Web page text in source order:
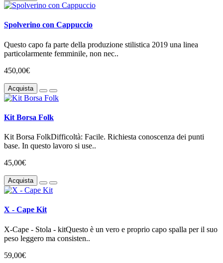
Spolverino con Cappuccio
Questo capo fa parte della produzione stilistica 2019 una linea
particolarmente femminile, non nec..
450,00€
Acquista
Kit Borsa Folk
Kit Borsa FolkDifficoltà: Facile. Richiesta conoscenza dei punti
base. In questo lavoro si use..
45,00€
Acquista
X - Cape Kit
X-Cape - Stola - kitQuesto è un vero e proprio capo spalla per il suo
peso leggero ma consisten..
59,00€